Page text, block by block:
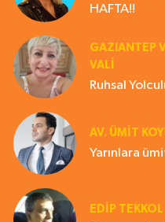
HAFTA!!
GAZIANTEP
VALİ
Ruhsal
AV. ÜMIT
Yarınlara
EDIP TEKKOL